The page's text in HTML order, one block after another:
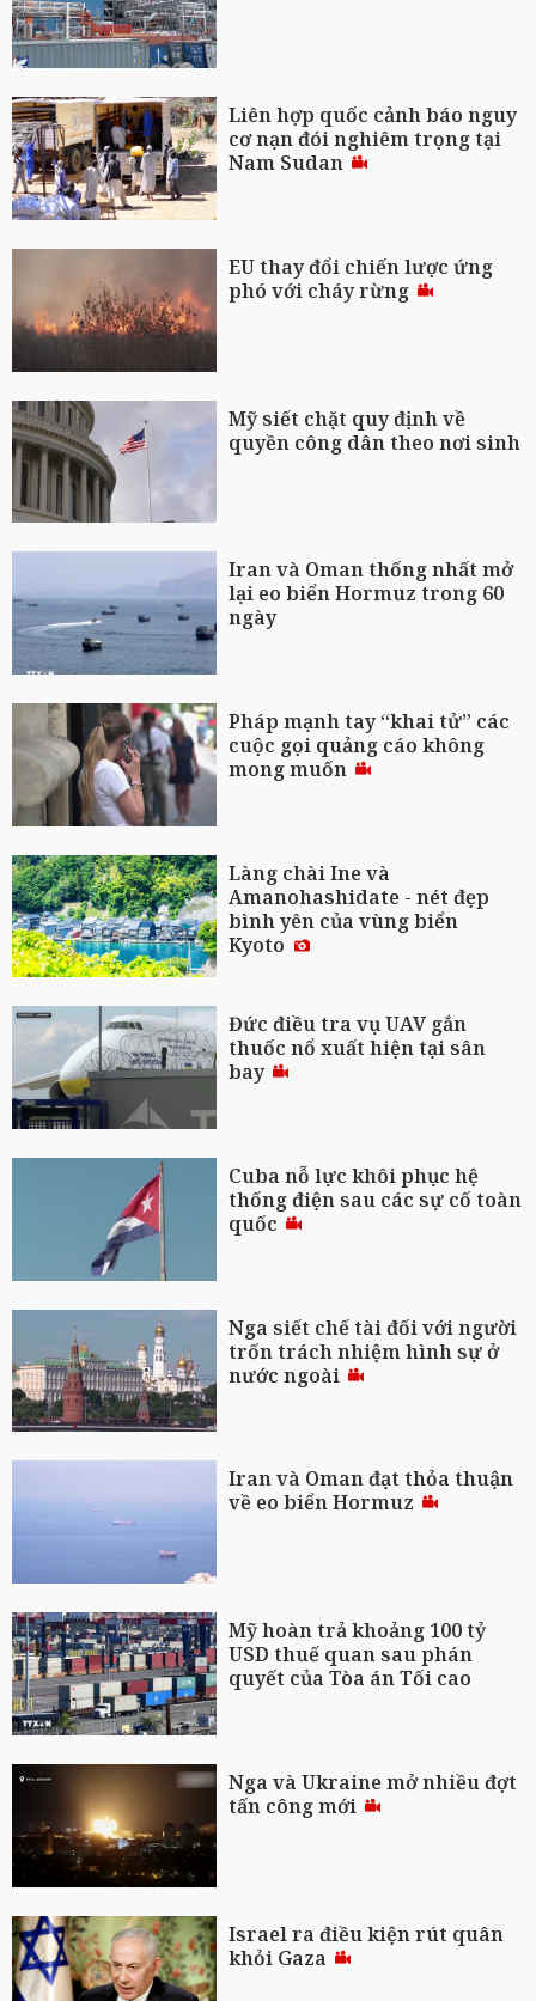
Liên hợp quốc cảnh báo nguy
cơ nạn đói nghiêm trọng tại
Nam Sudan
EU thay đổi chiến lược ứng
phó với cháy rừng
Mỹ siết chặt quy định về
quyền công dân theo nơi sinh
Iran và Oman thống nhất mở
lại eo biển Hormuz trong 60
ngày
Pháp mạnh tay “khai tử” các
cuộc gọi quảng cáo không
mong muốn
Làng chài Ine và
Amanohashidate - nét đẹp
bình yên của vùng biển
Kyoto
Đức điều tra vụ UAV gắn
thuốc nổ xuất hiện tại sân
bay
Cuba nỗ lực khôi phục hệ
thống điện sau các sự cố toàn
quốc
Nga siết chế tài đối với người
trốn trách nhiệm hình sự ở
nước ngoài
Iran và Oman đạt thỏa thuận
về eo biển Hormuz
Mỹ hoàn trả khoảng 100 tỷ
USD thuế quan sau phán
quyết của Tòa án Tối cao
Nga và Ukraine mở nhiều đợt
tấn công mới
Israel ra điều kiện rút quân
khỏi Gaza